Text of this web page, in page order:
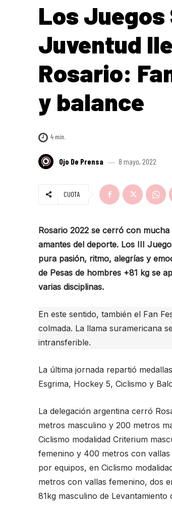
Los
Juventud
Rosario:
y balance
4 min.
Ojo De Prensa 8 mayo, 2022
CUOTA
Rosario 2022 se cerró con
amantes del deporte. Los III
pura pasión, ritmo, alegrías y
de Pesas de hombres +81 kg se
varias disciplinas.
En este sentido, también el Fan
colmada. La llama suramericana
intransferible.
La última jornada repartió
Esgrima, Hockey 5, Ciclismo y
La delegación argentina cerró
metros masculino y 200 metros
Ciclismo modalidad Criterium
femenino y 400 metros con
por equipos, en Ciclismo
metros con vallas femenino, dos
81kg masculino de Levantamiento